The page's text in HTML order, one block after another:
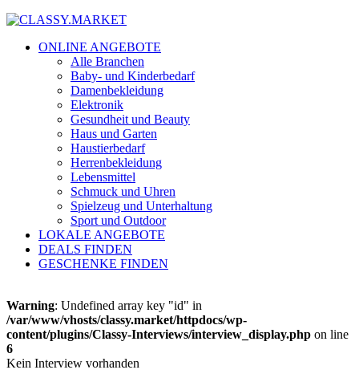
ONLINE ANGEBOTE
Alle Branchen
Baby- und Kinderbedarf
Damenbekleidung
Elektronik
Gesundheit und Beauty
Haus und Garten
Haustierbedarf
Herrenbekleidung
Lebensmittel
Schmuck und Uhren
Spielzeug und Unterhaltung
Sport und Outdoor
LOKALE ANGEBOTE
DEALS FINDEN
GESCHENKE FINDEN
Warning: Undefined array key "id" in
/var/www/vhosts/classy.market/httpdocs/wp-
content/plugins/Classy-Interviews/interview_display.php on line
6
Kein Interview vorhanden